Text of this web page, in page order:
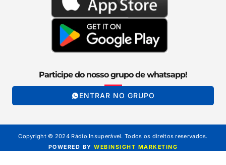
Participe do nosso grupo de whatsapp!
ENTRAR NO GRUPO
Copyright © 2024 Rádio Insuperável. Todos os direitos reservados.
POWERED BYWEBINSIGHT MARKETING